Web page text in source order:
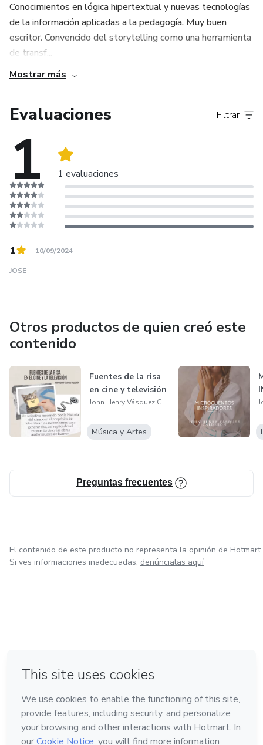
Conocimientos en lógica hipertextual y nuevas tecnologías
de la información aplicadas a la pedagogía. Muy buen
escritor. Convencido del storytelling como una herramienta
de transf...
Mostrar más
Evaluaciones
1 1 evaluaciones
Filtrar
1 10/09/2024
JOSE
Otros productos de quien creó este
contenido
Fuentes de la risa
en cine y televisión
John Henry Vásquez Calderón
Música y Artes
Preguntas frecuentes
El contenido de este producto no representa la opinión de Hotmart.
Si ves informaciones inadecuadas, denúncialas aquí
Hecho con❤ en Ciudad de México
Conoce Hotmart